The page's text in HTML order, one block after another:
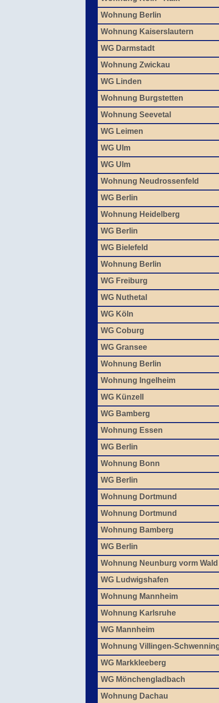
Wohnung Berlin
Wohnung Kaiserslautern
WG Darmstadt
Wohnung Zwickau
WG Linden
Wohnung Burgstetten
Wohnung Seevetal
WG Leimen
WG Ulm
WG Ulm
Wohnung Neudrossenfeld
WG Berlin
Wohnung Heidelberg
WG Berlin
WG Bielefeld
Wohnung Berlin
WG Freiburg
WG Nuthetal
WG Köln
WG Coburg
WG Gransee
Wohnung Berlin
Wohnung Ingelheim
WG Künzell
WG Bamberg
Wohnung Essen
WG Berlin
Wohnung Bonn
WG Berlin
Wohnung Dortmund
Wohnung Dortmund
Wohnung Bamberg
WG Berlin
Wohnung Neunburg vorm Wald
WG Ludwigshafen
Wohnung Mannheim
Wohnung Karlsruhe
WG Mannheim
Wohnung Villingen-
WG Markkleeberg
WG Mönchengladbach
Wohnung Dachau